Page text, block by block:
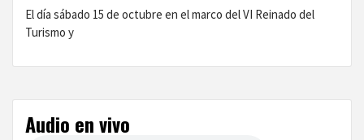
El día sábado 15 de octubre en el marco del VI Reinado del
Turismo y
Audio en vivo